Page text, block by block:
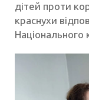
дітей проти
краснухи